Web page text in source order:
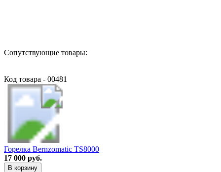
Сопутствующие товары:
Код товара - 00481
Горелка Bernzomatic TS8000
17 000 руб.
В корзину